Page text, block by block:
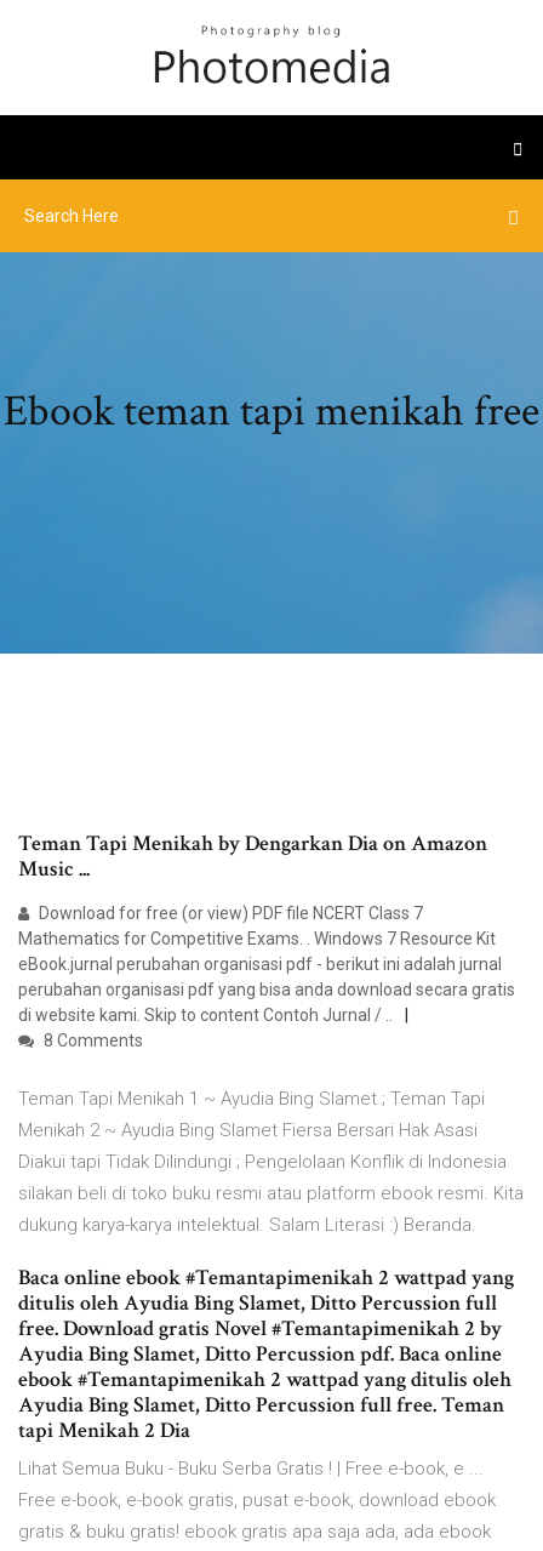
Ebook teman tapi menikah free
Teman Tapi Menikah by Dengarkan Dia on Amazon
Music ...
Download for free (or view) PDF file NCERT Class 7
Mathematics for Competitive Exams. . Windows 7 Resource Kit
eBook.jurnal perubahan organisasi pdf - berikut ini adalah jurnal
perubahan organisasi pdf yang bisa anda download secara gratis
di website kami. Skip to content Contoh Jurnal / ..
8 Comments
Teman Tapi Menikah 1 ~ Ayudia Bing Slamet ; Teman Tapi
Menikah 2 ~ Ayudia Bing Slamet Fiersa Bersari Hak Asasi
Diakui tapi Tidak Dilindungi ; Pengelolaan Konflik di Indonesia
silakan beli di toko buku resmi atau platform ebook resmi. Kita
dukung karya-karya intelektual. Salam Literasi :) Beranda.
Baca online ebook #Temantapimenikah 2 wattpad yang
ditulis oleh Ayudia Bing Slamet, Ditto Percussion full
free. Download gratis Novel #Temantapimenikah 2 by
Ayudia Bing Slamet, Ditto Percussion pdf. Baca online
ebook #Temantapimenikah 2 wattpad yang ditulis oleh
Ayudia Bing Slamet, Ditto Percussion full free. Teman
tapi Menikah 2 Dia
Lihat Semua Buku - Buku Serba Gratis ! | Free e-book, e ...
Free e-book, e-book gratis, pusat e-book, download ebook
gratis & buku gratis! ebook gratis apa saja ada, ada ebook